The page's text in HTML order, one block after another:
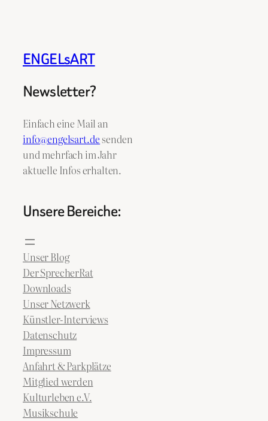
ENGELsART
Newsletter?
Einfach eine Mail an
info@engelsart.desenden
und mehrfach im Jahr
aktuelle Infos erhalten.
Unsere Bereiche:
Unser Blog
Der SprecherRat
Downloads
Unser Netzwerk
Künstler-Interviews
Datenschutz
Impressum
Anfahrt & Parkplätze
Mitglied werden
Kulturleben e.V.
Musikschule